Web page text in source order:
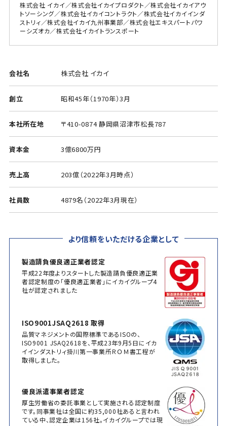
株式会社 イカイ／株式会社イカイプロダクト／株式会社イカイアウ
トソーシング／株式会社イカイコントラクト／株式会社イカイインダ
ストリィ／株式会社イカイ九州事業部／株式会社エキスパートパワ
ーシズオカ／株式会社イカイトランスポート
会社名 株式会社 イカイ
創立 昭和45年（1970年）3月
本社所在地 〒410-0874 静岡県沼津市松長787
資本金 3億6800万円
売上高 203億（2022年3月時点）
社員数 4879名（2022年3月現在）
より信頼をいただける企業として
製造請負優良適正業者認定
平成22年度よりスタートした製造請負優良適正業
者認定制度の「優良適正業者」にイカイグループ4
社が認定されました
ISO9001JSAQ2618 取得
品質マネジメントの国際標準であるISOの、
ISO9001 JSAQ2618を、平成23年9月5日にイカ
イインダストリィ掛川第一事業所ＲＯＭ書工程が
取得しました。
優良派遣事業者認定
厚生労働省の委託事業として実施される認定制度
です。同事業社は全国に約35,000社あると言われ
ている中、認定企業は156社。イカイグループでは現